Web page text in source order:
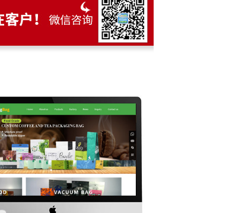
外贸谷歌建站 / 英文网站
东莞外贸网站建设 佛山外贸网
建站 大连外贸B2B建站 工
及价格费用 外贸独立站搭建 | 聚
建设！涵盖各大地区外贸网站建
波外贸谷歌建站 / 英文网站设计制